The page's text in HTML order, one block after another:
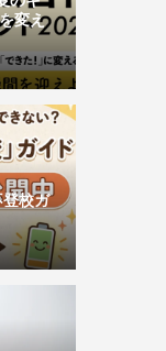
変え
校ガ